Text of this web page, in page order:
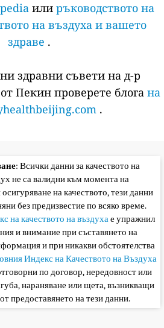
или ръководството на
на въздуха и вашето
здраве .
здравни съвети на д-р
Пекин проверете блога на
.
: Всички данни за качеството на
не са валидни към момента на
на качеството, тези данни
без предизвестие по всяко време.
на качеството на въздухае упражнил
и внимание при съставянето на
и при никакви обстоятелства
Индекс на Качеството на Въздуха
по договор, нередовност или
нараняване или щета, възникващи
предоставянето на тези данни.